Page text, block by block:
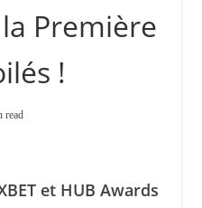
Première
!
read
et HUB Awards